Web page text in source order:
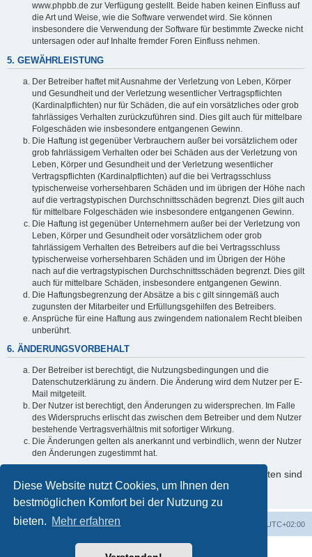
Diese Website nutzt Cookies, um Ihnen den
bestmöglichen Komfort bei der Nutzung zu
bieten. Mehr erfahren
www.phpbb.de zur Verfügung gestellt. Beide haben keinen Einfluss auf
die Art und Weise, wie die Software verwendet wird. Sie können
insbesondere die Verwendung der Software für bestimmte Zwecke nicht
untersagen oder auf Inhalte fremder Foren Einfluss nehmen.
5. GEWÄHRLEISTUNG
Der Betreiber haftet mit Ausnahme der Verletzung von Leben, Körper
und Gesundheit und der Verletzung wesentlicher Vertragspflichten
(Kardinalpflichten) nur für Schäden, die auf ein vorsätzliches oder grob
fahrlässiges Verhalten zurückzuführen sind. Dies gilt auch für mittelbare
Folgeschäden wie insbesondere entgangenen Gewinn.
Die Haftung ist gegenüber Verbrauchern außer bei vorsätzlichem oder
grob fahrlässigem Verhalten oder bei Schäden aus der Verletzung von
Leben, Körper und Gesundheit und der Verletzung wesentlicher
Vertragspflichten (Kardinalpflichten) auf die bei Vertragsschluss
typischerweise vorhersehbaren Schäden und im übrigen der Höhe nach
auf die vertragstypischen Durchschnittsschäden begrenzt. Dies gilt auch
für mittelbare Folgeschäden wie insbesondere entgangenen Gewinn.
Die Haftung ist gegenüber Unternehmern außer bei der Verletzung von
Leben, Körper und Gesundheit oder vorsätzlichem oder grob
fahrlässigem Verhalten des Betreibers auf die bei Vertragsschluss
typischerweise vorhersehbaren Schäden und im Übrigen der Höhe
nach auf die vertragstypischen Durchschnittsschäden begrenzt. Dies gilt
auch für mittelbare Schäden, insbesondere entgangenen Gewinn.
Die Haftungsbegrenzung der Absätze a bis c gilt sinngemäß auch
zugunsten der Mitarbeiter und Erfüllungsgehilfen des Betreibers.
Ansprüche für eine Haftung aus zwingendem nationalem Recht bleiben
unberührt.
6. ÄNDERUNGSVORBEHALT
Der Betreiber ist berechtigt, die Nutzungsbedingungen und die
Datenschutzerklärung zu ändern. Die Änderung wird dem Nutzer per E-
Mail mitgeteilt.
Der Nutzer ist berechtigt, den Änderungen zu widersprechen. Im Falle
des Widerspruchs erlischt das zwischen dem Betreiber und dem Nutzer
bestehende Vertragsverhältnis mit sofortiger Wirkung.
Die Änderungen gelten als anerkannt und verbindlich, wenn der Nutzer
den Änderungen zugestimmt hat.
Informationen über den Umgang mit Ihren persönlichen Daten sind
in der Datenschutzerklärung enthalten.
Foren-Übersicht UTC+02:00